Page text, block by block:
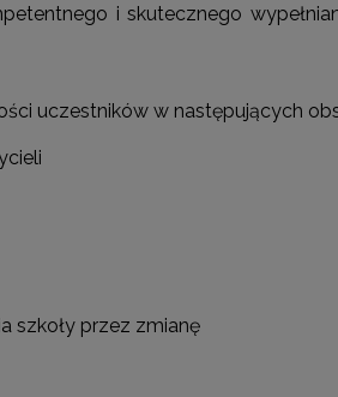
i skutecznego
uczestników w następujących
szkoły przez zmianę